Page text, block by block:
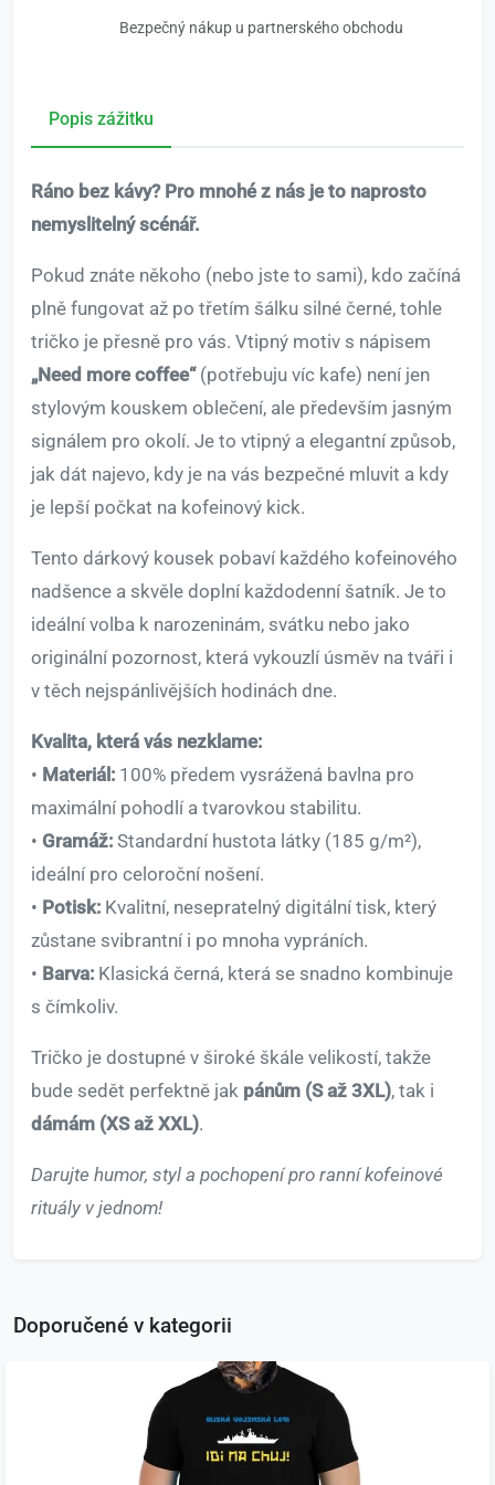
Bezpečný nákup u partnerského obchodu
Popis zážitku
Ráno bez kávy? Pro mnohé z nás je to naprosto
nemyslitelný scénář.
Pokud znáte někoho (nebo jste to sami), kdo začíná
plně fungovat až po třetím šálku silné černé, tohle
tričko je přesně pro vás. Vtipný motiv s nápisem
„Need more coffee“(potřebuju víc kafe) není jen
stylovým kouskem oblečení, ale především jasným
signálem pro okolí. Je to vtipný a elegantní způsob,
jak dát najevo, kdy je na vás bezpečné mluvit a kdy
je lepší počkat na kofeinový kick.
Tento dárkový kousek pobaví každého kofeinového
nadšence a skvěle doplní každodenní šatník. Je to
ideální volba k narozeninám, svátku nebo jako
originální pozornost, která vykouzlí úsměv na tváři i
v těch nejspánlivějších hodinách dne.
Kvalita, která vás nezklame:
• Materiál: 100% předem vysrážená bavlna pro
maximální pohodlí a tvarovkou stabilitu.
• Gramáž: Standardní hustota látky (185 g/m²),
ideální pro celoroční nošení.
• Potisk: Kvalitní, nesepratelný digitální tisk, který
zůstane svibrantní i po mnoha vypráních.
• Barva: Klasická černá, která se snadno kombinuje
s čímkoliv.
Tričko je dostupné v široké škále velikostí, takže
bude sedět perfektně jak pánům (S až 3XL), tak i
dámám (XS až XXL).
Darujte humor, styl a pochopení pro ranní kofeinové
rituály v jednom!
Doporučené v kategorii